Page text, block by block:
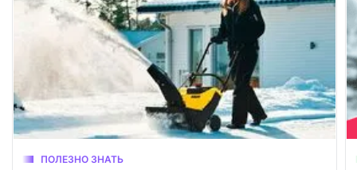
ПОЛЕЗНО ЗНАТЬ